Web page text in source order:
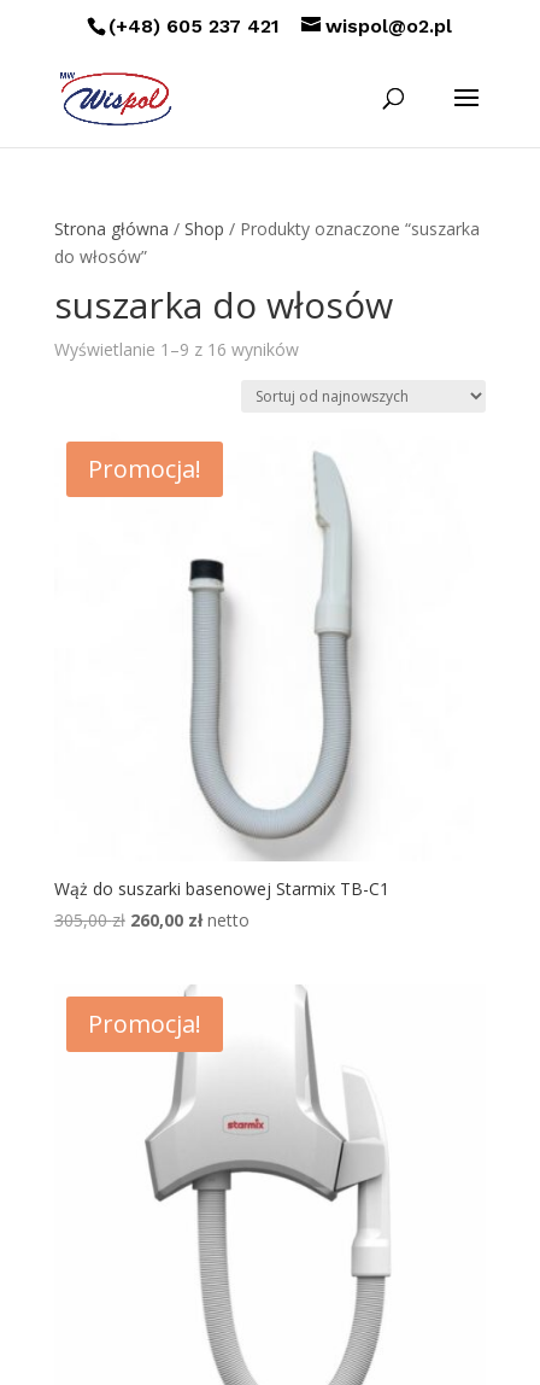
(+48) 605 237 421 wispol@o2.pl
Strona główna / Shop / Produkty oznaczone “suszarka
do włosów”
suszarka do włosów
Wyświetlanie 1–9 z 16 wynikówPosortowane
najnowszych
Promocja!
Wąż do suszarki basenowej Starmix TB-C1
305,00zł Pierwotna
305,00 zł.
260,00 złAktualna
260,00 zł.
netto
Promocja!